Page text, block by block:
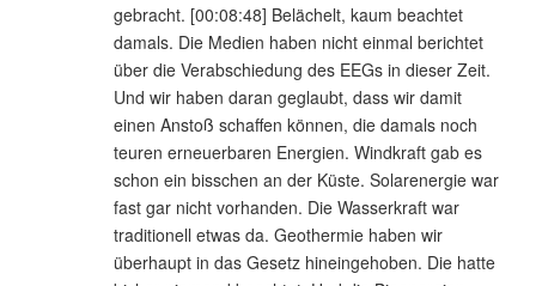
gebracht. [00:08:48] Belächelt, kaum beachtet
damals. Die Medien haben nicht einmal berichtet
über die Verabschiedung des EEGs in dieser Zeit.
Und wir haben daran geglaubt, dass wir damit
einen Anstoß schaffen können, die damals noch
teuren erneuerbaren Energien. Windkraft gab es
schon ein bisschen an der Küste. Solarenergie war
fast gar nicht vorhanden. Die Wasserkraft war
traditionell etwas da. Geothermie haben wir
überhaupt in das Gesetz hineingehoben. Die hatte